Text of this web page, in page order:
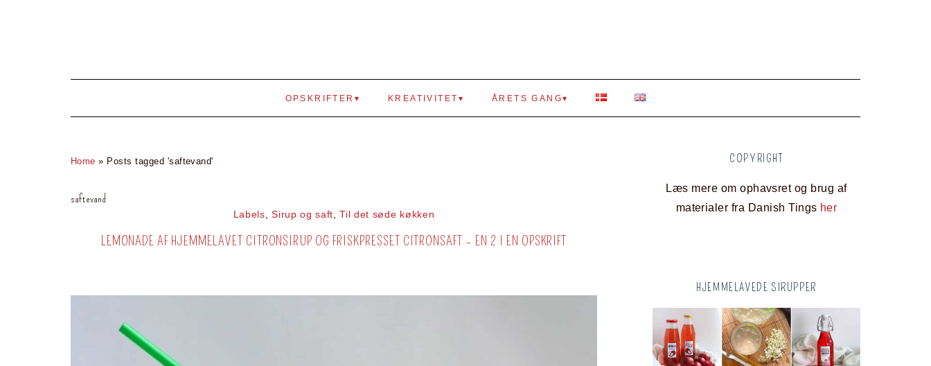
OPSKRIFTER KREATIVITET ÅRETS GANG
Home » Posts tagged 'saftevand'
saftevand
Labels,Sirup og saft,Til det søde køkken
LEMONADE AF HJEMMELAVET CITRONSIRUP OG FRISKPRESSET CITRONSAFT – EN 2 I EN OPSKRIFT
COPYRIGHT
Læs mere om ophavsret og brug af
materialer fra Danish Tings her
HJEMMELAVEDE SIRUPPER